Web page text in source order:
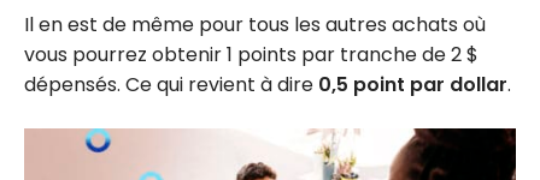
Il en est de même pour tous les autres achats où
vous pourrez obtenir 1 points par tranche de 2 $
dépensés. Ce qui revient à dire 0,5 point par dollar.